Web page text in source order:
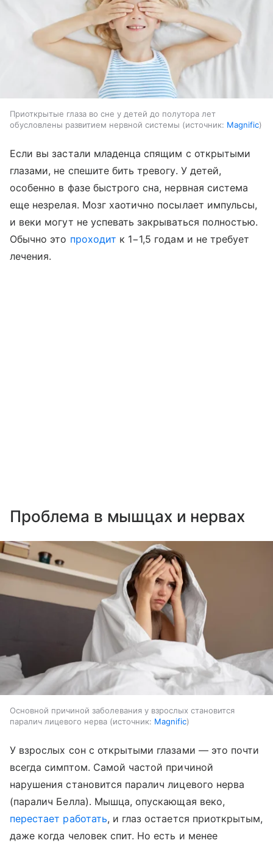
Приоткрытые глаза во сне у детей до полутора лет
обусловлены развитием нервной системы
источник: Magnific
Если вы застали младенца спящим с открытыми
глазами, не спешите бить тревогу. У детей,
особенно в фазе быстрого сна, нервная система
еще незрелая. Мозг хаотично посылает импульсы,
и веки могут не успевать закрываться полностью.
Обычно это проходит к 1−1,5 годам и не требует
лечения.
Проблема в мышцах и нервах
Основной причиной заболевания у взрослых становится
паралич лицевого нерва
источник: Magnific
У взрослых сон с открытыми глазами — это почти
всегда симптом. Самой частой причиной
нарушения становится паралич лицевого нерва
(паралич Белла). Мышца, опускающая веко,
перестает работать, и глаз остается приоткрытым,
даже когда человек спит. Но есть и менее